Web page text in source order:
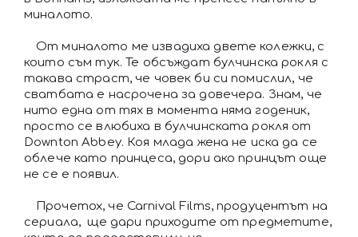
миналото.
От миналото ме извадиха двете колежки, с
които съм тук. Те обсъждат булчинска рокля с
такава страст, че човек би си помислил, че
сватбата е насрочена за довечера. Знам, че
нито една от тях в момента няма годеник,
просто се влюбиха в булчинската рокля от
Downton Abbey. Коя млада жена не иска да се
облече като принцеса, дори ако принцът още
не се е появил.
Прочетох, че Carnival Films, продуцентът на
сериала, ще дари приходите от предметите,